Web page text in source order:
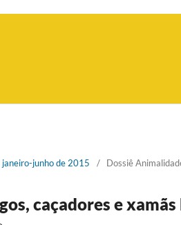
junho de 2015 / Dossiê
caçadores e